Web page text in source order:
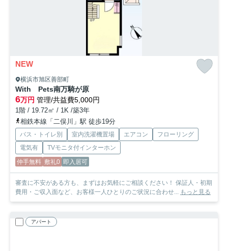
NEW
横浜市旭区善部町
With Pets南万騎が原
6万円 管理/共益費5,000円
1階 / 19.72㎡ / 1K /築3年
相鉄本線「二俣川」駅 徒歩19分
バス・トイレ別 室内洗濯機置場 エアコン
フローリング
電気有
TVモニタ付インターホン
仲手無料 敷礼0 即入居可
審査に不安がある方も、まずはお気軽にご相談ください！ 保証人・初期
費用・ご収入面など、お客様一人ひとりのご状況に合わせ... もっと見る
アパート